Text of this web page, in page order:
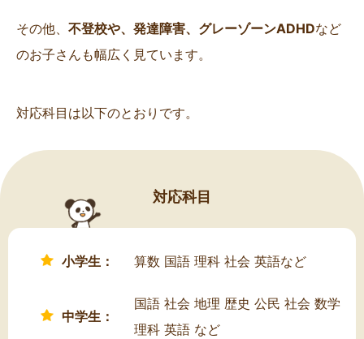
その他、 不登校や、発達障害、グレーゾーンADHDなど
のお子さんも幅広く見ています。
対応科目は以下のとおりです。
対応科目
小学生： 算数 国語 理科 社会 英語など
中学生：
国語 社会 地理 歴史 公民 社会 数学
理科 英語 など